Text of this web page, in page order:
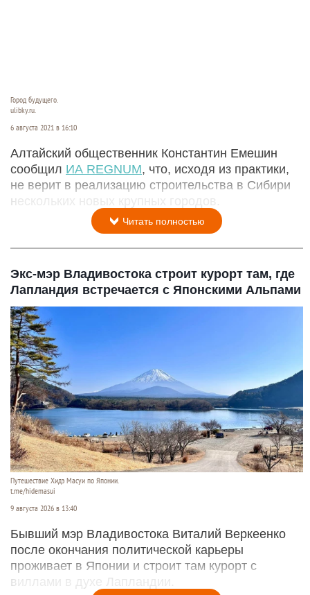
Город будущего.
ulibky.ru.
6 августа 2021 в 16:10
Алтайский общественник Константин Емешин
сообщил ИА REGNUM, что, исходя из практики,
не верит в реализацию строительства в Сибири
нескольких новых крупных городов.
Читать полностью
Экс-мэр Владивостока строит курорт там, где
Лапландия встречается с Японскими Альпами
Путешествие Хидэ Масуи по Японии.
t.me/hidemasui
9 августа 2026 в 13:40
Бывший мэр Владивостока Виталий Веркеенко
после окончания политической карьеры
проживает в Японии и строит там курорт с
виллами в духе Лапландии.